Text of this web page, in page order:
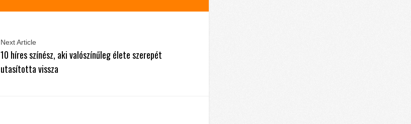
Next Article
10 híres színész, aki valószínűleg élete szerepét
utasította vissza